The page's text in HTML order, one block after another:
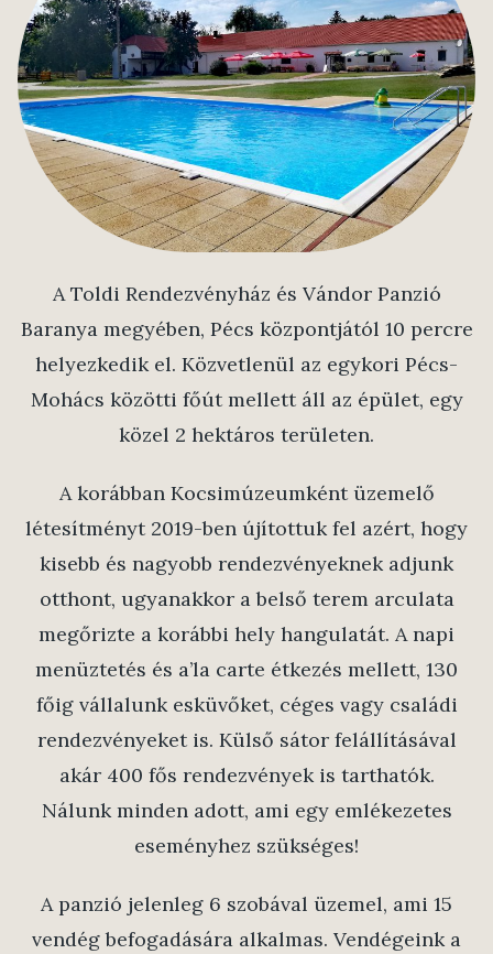
A Toldi Rendezvényház és Vándor Panzió
Baranya megyében, Pécs központjától 10 percre
helyezkedik el. Közvetlenül az egykori Pécs-
Mohács közötti főút mellett áll az épület, egy
közel 2 hektáros területen.
A korábban Kocsimúzeumként üzemelő
létesítményt 2019-ben újítottuk fel azért, hogy
kisebb és nagyobb rendezvényeknek adjunk
otthont, ugyanakkor a belső terem arculata
megőrizte a korábbi hely hangulatát. A napi
menüztetés és a’la carte étkezés mellett, 130
főig vállalunk esküvőket, céges vagy családi
rendezvényeket is. Külső sátor felállításával
akár 400 fős rendezvények is tarthatók.
Nálunk minden adott, ami egy emlékezetes
eseményhez szükséges!
A panzió jelenleg 6 szobával üzemel, ami 15
vendég befogadására alkalmas. Vendégeink a